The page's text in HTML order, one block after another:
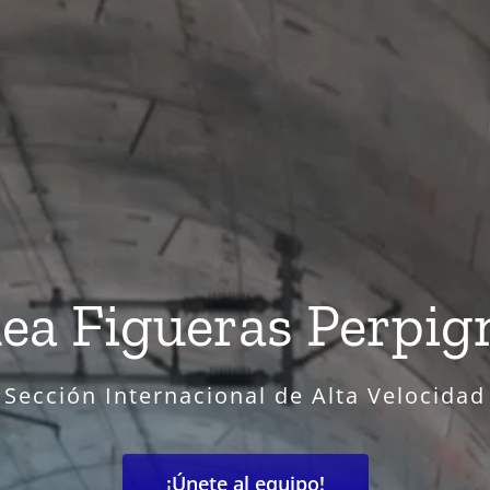
Figueras
Sección Internacional de Alta Velocidad
¡Únete al equipo!